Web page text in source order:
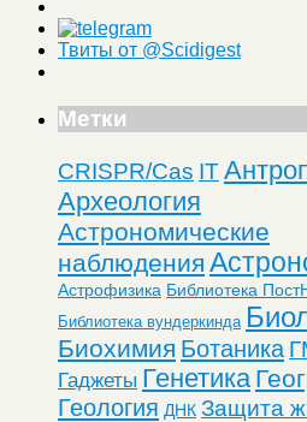
Твиты от @Scidigest
Метки
CRISPR/Cas IT
Археология
Астрономические
наблюдения
Астрофизика Библиотека
Библиотека вундеркинда
Биохимия Ботаника
Гаджеты Генетика
Геология ДНК Защита